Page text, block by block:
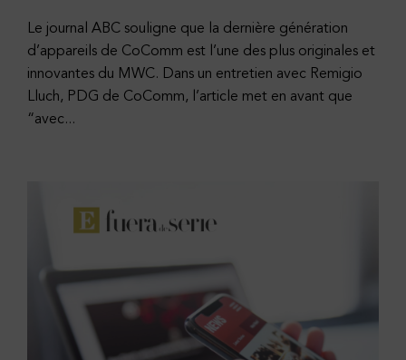
Le journal ABC souligne que la dernière génération
d’appareils de CoComm est l’une des plus originales et
innovantes du MWC. Dans un entretien avec Remigio
Lluch, PDG de CoComm, l’article met en avant que
“avec...